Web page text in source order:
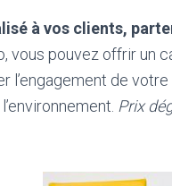
à vos clients,
vous pouvez offrir un
l’engagement de
Prix